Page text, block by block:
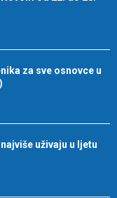
za sve osnovce u
uživaju u ljetu